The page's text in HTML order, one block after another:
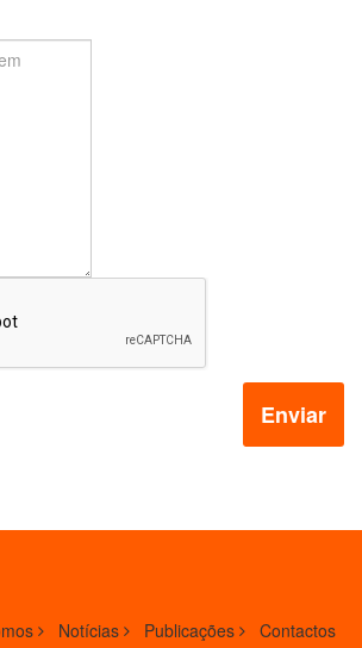
Enviar
Notícias Publicações Contactos